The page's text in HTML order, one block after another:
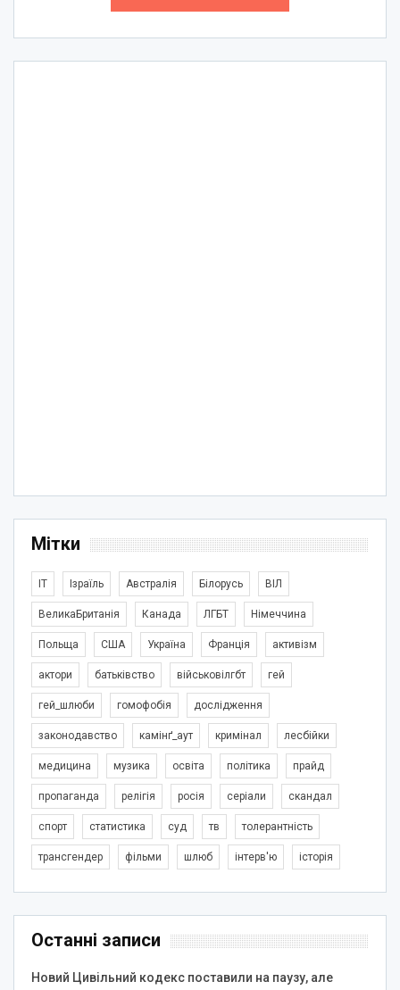
Мітки
IT Ізраїль Австралія Білорусь ВІЛ
ВеликаБританія Канада ЛГБТ Німеччина
Польща США Україна Франція активізм
актори батьківство військовілгбт гей
гей_шлюби гомофобія дослідження
законодавство камінґ_аут кримінал лесбійки
медицина музика освіта політика прайд
пропаганда релігія росія серіали скандал
спорт статистика суд тв толерантність
трансгендер фільми шлюб інтерв'ю історія
Останні записи
Новий Цивільний кодекс поставили на паузу, але